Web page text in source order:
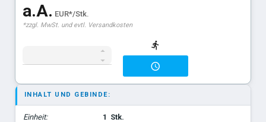
a.A. EUR*/Stk.
*zzgl. MwSt. und evtl. Versandkosten
INHALT UND GEBINDE:
Einheit: 1 Stk.